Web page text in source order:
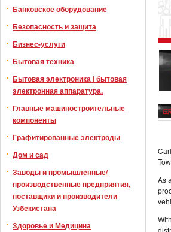
Банковское оборудование
Безопасность и защита
Бизнес-услуги
Бытовая техника
Бытовая электроника | бытовая
электронная аппаратура.
Главные машиностроительные
компоненты
Графитированные электроды
Дом и сад
Заводы и промышленные/
производственные предприятия,
поставщики и производители
Узбекистана
Здоровье и Медицина
As